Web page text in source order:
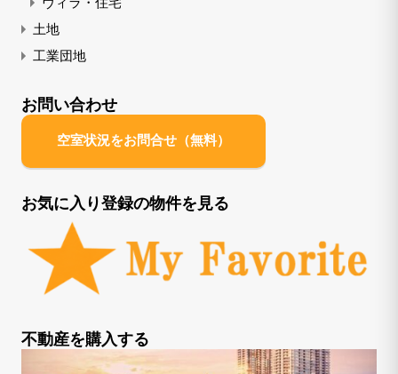
土地
工業団地
お問い合わせ
空室状況をお問合せ（無料）
お気に入り登録の物件を見る
不動産を購入する